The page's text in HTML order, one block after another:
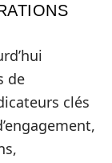
de
clés